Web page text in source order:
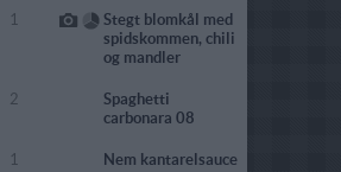
1
Stegt blomkål med
spidskommen, chili
og mandler
2
Spaghetti
carbonara 08
1 Nem kantarelsauce